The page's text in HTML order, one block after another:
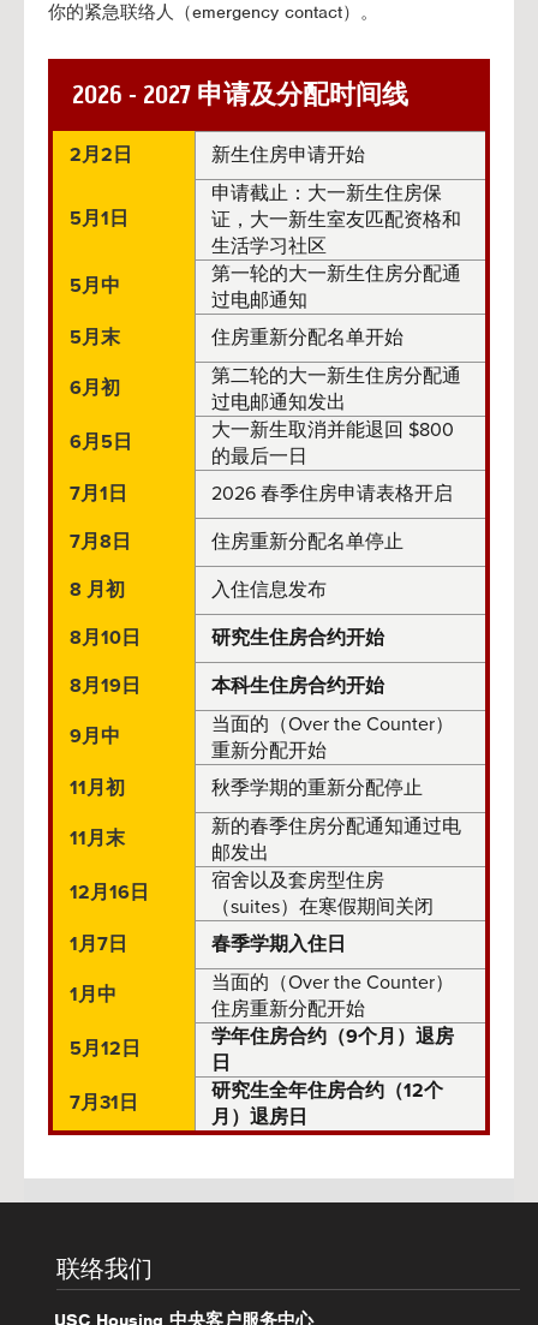
你的紧急联络人（emergency contact）。
2026 - 2027 申请及分配时间线
2月2日 新生住房申请开始
5月1日
申请截止：大一新生住房保
证，大一新生室友匹配资格和
生活学习社区
5月中
第一轮的大一新生住房分配通
过电邮通知
5月末
住房重新分配名单开始
6月初
第二轮的大一新生住房分配通
过电邮通知发出
6月5日
大一新生取消并能退回 $800
的最后一日
7月1日
2026 春季住房申请表格开启
7月8日
住房重新分配名单停止
8 月初
入住信息发布
8月10日
研究生住房合约开始
8月19日
本科生住房合约开始
9月中
当面的（Over the Counter）
重新分配开始
11月初
秋季学期的重新分配停止
11月末
新的春季住房分配通知通过电
邮发出
12月16日
宿舍以及套房型住房
（suites）在寒假期间关闭
1月7日
春季学期入住日
1月中
当面的（Over the Counter）
住房重新分配开始
5月12日
学年住房合约（9个月）退房
日
7月31日
研究生全年住房合约（12个
月）退房日
联络我们
USC Housing 中央客户服务中心